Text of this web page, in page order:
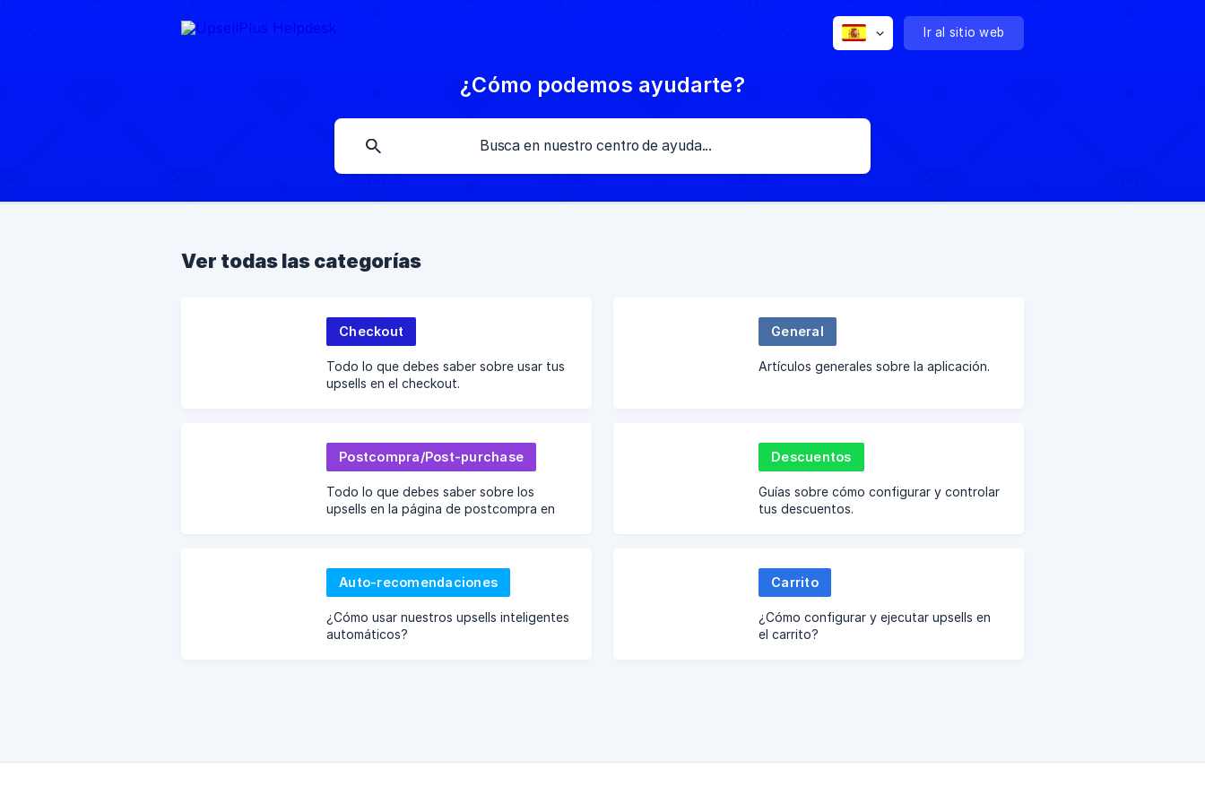
Ir al sitio web
¿Cómo podemos ayudarte?
Ver todas las categorías
Checkout
Todo lo que debes saber sobre usar tus
upsells en el checkout.
General
Artículos generales sobre la aplicación.
Postcompra/Post-purchase
Todo lo que debes saber sobre los
upsells en la página de postcompra en
Descuentos
Guías sobre cómo configurar y controlar
tus descuentos.
Auto-recomendaciones
¿Cómo usar nuestros upsells inteligentes
automáticos?
Carrito
¿Cómo configurar y ejecutar upsells en
el carrito?